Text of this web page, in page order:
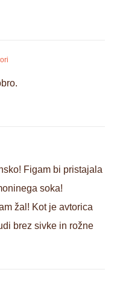
Figam bi pristajala
soka!
žal! Kot je avtorica
brez sivke in rožne